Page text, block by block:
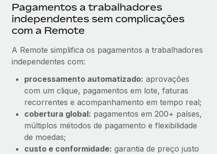
Pagamentos a trabalhadores
independentes sem complicações
com a Remote
A Remote simplifica os pagamentos a trabalhadores
independentes com:
processamento automatizado: aprovações
com um clique, pagamentos em lote, faturas
recorrentes e acompanhamento em tempo real;
cobertura global: pagamentos em 200+ países,
múltiplos métodos de pagamento e flexibilidade
de moedas;
custo e conformidade: garantia de preço justo